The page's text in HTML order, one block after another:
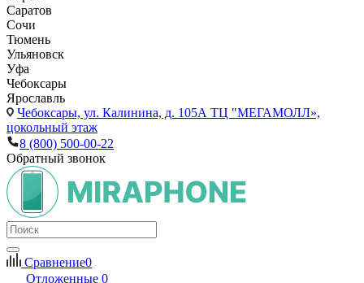
Саратов
Сочи
Тюмень
Ульяновск
Уфа
Чебоксары
Ярославль
Чебоксары, ул. Калинина, д. 105А ТЦ "МЕГАМОЛЛ»,
цокольный этаж
8 (800) 500-00-22
Обратный звонок
Сравнение0
Отложенные 0